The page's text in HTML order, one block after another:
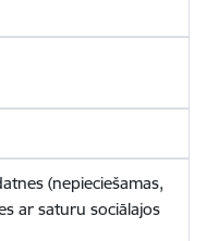
(nepieciešamas,
ar saturu sociālajos